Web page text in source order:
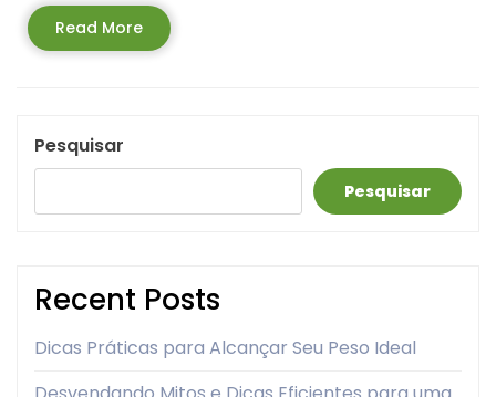
Read MoreRead
More
Pesquisar
Pesquisar
Recent Posts
Dicas Práticas para Alcançar Seu Peso Ideal